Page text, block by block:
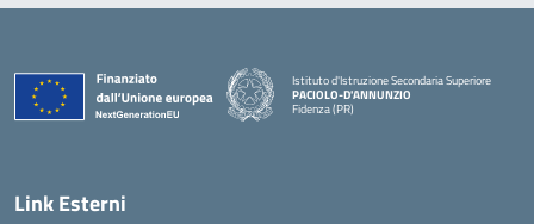
Istituto d'Istruzione Secondaria Superiore
PACIOLO-D'ANNUNZIO
Fidenza (PR)
Link Esterni